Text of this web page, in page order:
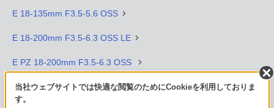
E 18-135mm F3.5-5.6 OSS
E 18-200mm F3.5-6.3 OSS LE
E PZ 18-200mm F3.5-6.3 OSS
E 55-210mm F4.5-6.3 OSS
当社ウェブサイトでは快適な閲覧のためにCookieを利用しておりま
す。